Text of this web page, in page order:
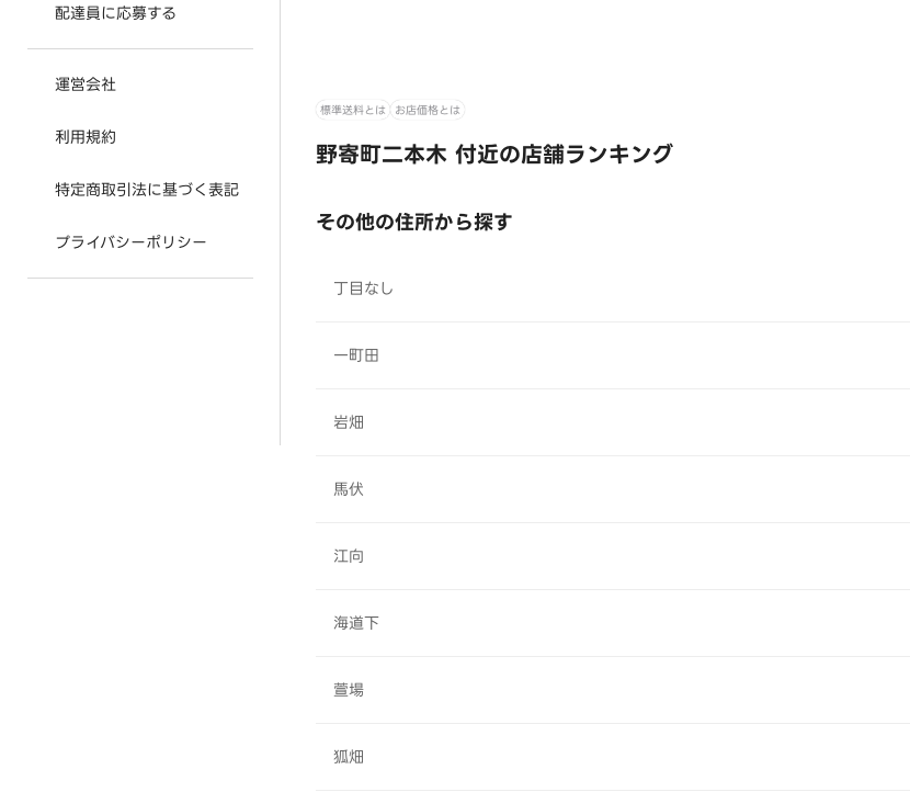
配達員に応募する
運営会社
利用規約
特定商取引法に基づく表記
プライバシーポリシー
標準送料とは お店価格とは
野寄町二本木 付近の店舗ランキング
その他の住所から探す
丁目なし
一町田
岩畑
馬伏
江向
海道下
萱場
狐畑